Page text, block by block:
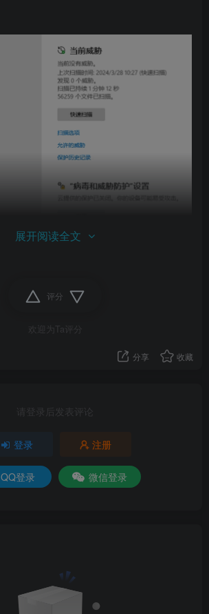
展开阅读全文
评分
欢迎为Ta评分
分享 收藏
请登录后发表评论
登录 注册
QQ登录 微信登录